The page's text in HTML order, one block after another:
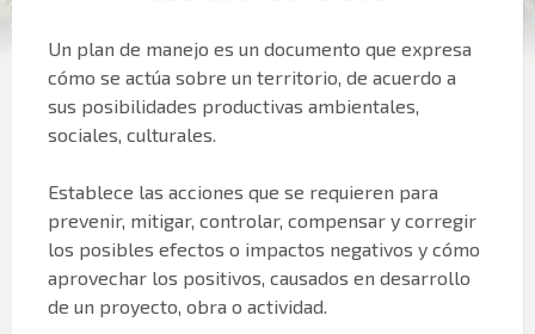
Un plan de manejo es un documento que expresa
cómo se actúa sobre un territorio, de acuerdo a
sus posibilidades productivas ambientales,
sociales, culturales.
Establece las acciones que se requieren para
prevenir, mitigar, controlar, compensar y corregir
los posibles efectos o impactos negativos y cómo
aprovechar los positivos, causados en desarrollo
de un proyecto, obra o actividad.